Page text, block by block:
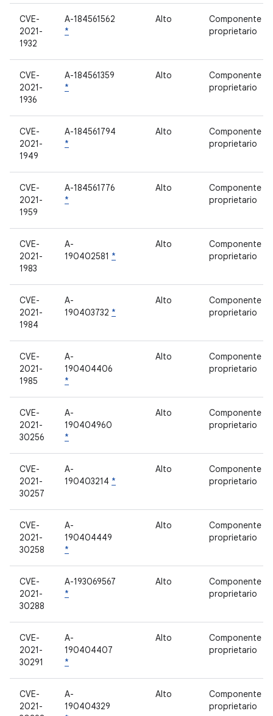
CVE-
2021-
1932
A-184561562
*
Alto
Componente
proprietario
CVE-
2021-
1936
A-184561359
*
Alto
Componente
proprietario
CVE-
2021-
1949
A-184561794
*
Alto
Componente
proprietario
CVE-
2021-
1959
A-184561776
*
Alto
Componente
proprietario
CVE-
2021-
1983
A-
190402581 *
Alto
Componente
proprietario
CVE-
2021-
1984
A-
190403732 *
Alto
Componente
proprietario
CVE-
2021-
1985
A-
190404406
*
Alto
Componente
proprietario
CVE-
2021-
30256
A-
190404960
*
Alto
Componente
proprietario
CVE-
2021-
30257
A-
190403214 *
Alto
Componente
proprietario
CVE-
2021-
30258
A-
190404449
*
Alto
Componente
proprietario
CVE-
2021-
30288
A-193069567
*
Alto
Componente
proprietario
CVE-
2021-
30291
A-
190404407
*
Alto
Componente
proprietario
CVE-
2021-
A-
190404329
Alto
Componente
proprietario